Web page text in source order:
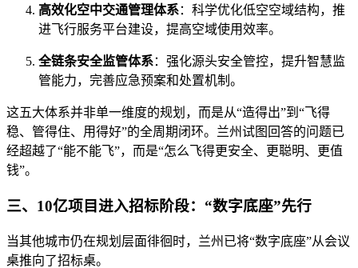
高效化空中交通管理体系：科学优化低空空域结构，推
进飞行服务平台建设，提高空域使用效率。
全链条安全监管体系：强化源头安全管控，提升智慧监
管能力，完善应急预案和处置机制。
这五大体系并非单一维度的规划，而是从“造得出”到“飞得
稳、管得住、用得好”的全周期闭环。兰州试图回答的问题已
经超越了“能不能飞”，而是“怎么飞得更安全、更聪明、更值
钱”。
三、10亿项目进入招标阶段：“数字底座”先行
当其他城市仍在规划层面徘徊时，兰州已将“数字底座”从会议
桌推向了招标桌。